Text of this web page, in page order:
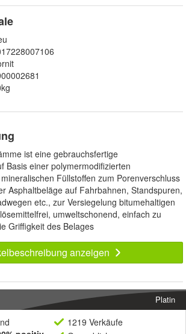
ist eine gebrauchsfertige
Basis einer polymermodifizierten
Füllstoffen zum Porenverschluss
Asphaltbeläge auf Fahrbahnen, Standspuren,
etc., zur Versiegelung bitumehaltigen
umweltschonend, einfach zu
Griffigkeit des Belages
anzeigen
Platin
1219 Verkäufe